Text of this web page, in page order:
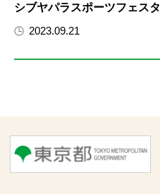
シブヤパラスポーツフェスタ
2023.09.21